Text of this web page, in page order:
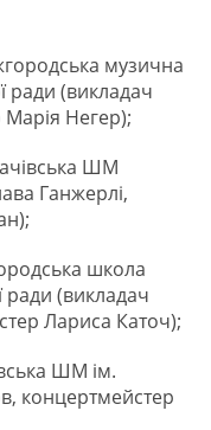
музична
ради (викладач
Негер);
ШМ
Ганжерлі,
школа
ради (викладач
Лариса Каточ);
ШМ ім.
концертмейстер